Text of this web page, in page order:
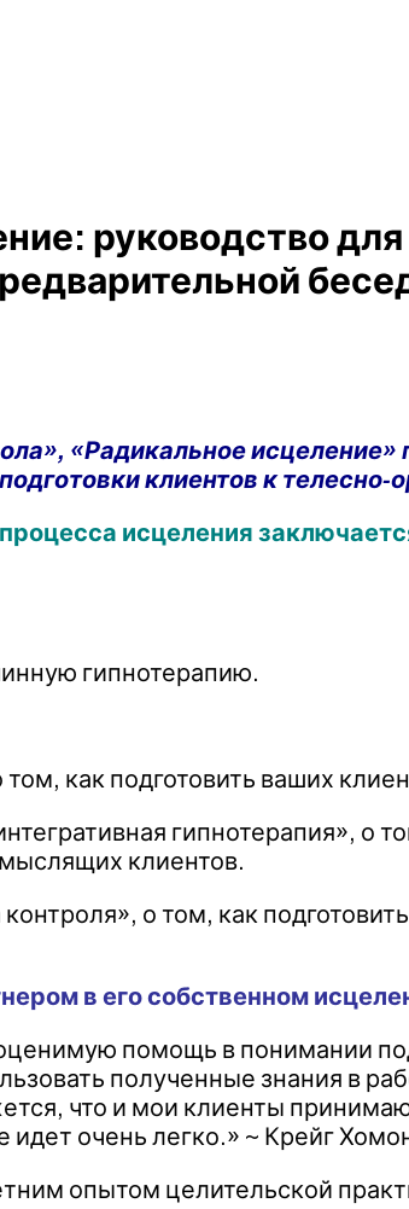
руководство
«Радикальное
клиентов к
исцеления
гипнотерапию.
как подготовить ваших
гипнотерапия», о
клиентов.
о том, как
в его собственном
помощь в понимании
полученные знания в
что и мои клиенты
идет очень легко.» ~ Крейг
опытом целительской